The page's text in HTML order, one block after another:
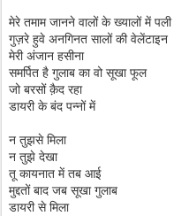
मेरे तमाम जानने वालों के ख्यालों में पली
गुज़रे हुवे अनगिनत सालों की वेलेंटाइन
मेरी अंजान हसीना
समर्पित है गुलाब का वो सूखा फूल
जो बरसों क़ैद रहा
डायरी के बंद पन्नों में
न तुझसे मिला
न तुझे देखा
तू कायनात में तब आई
मुद्दतों बाद जब सूखा गुलाब
डायरी से मिला